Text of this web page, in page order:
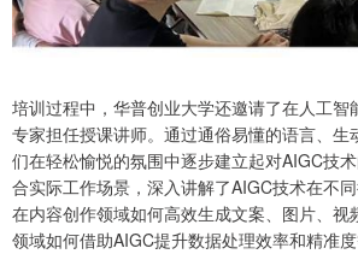
培训过程中，华普创业大学还邀请了在人工智
专家担任授课讲师。通过通俗易懂的语言、生
们在轻松愉悦的氛围中逐步建立起对AIGC技
合实际工作场景，深入讲解了AIGC技术在不
在内容创作领域如何高效生成文案、图片、视
领域如何借助AIGC提升数据处理效率和精准度